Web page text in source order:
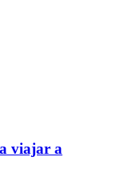
viajar a